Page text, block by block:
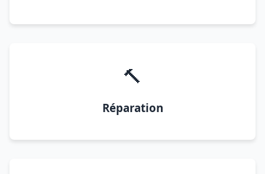
🔨
Réparation